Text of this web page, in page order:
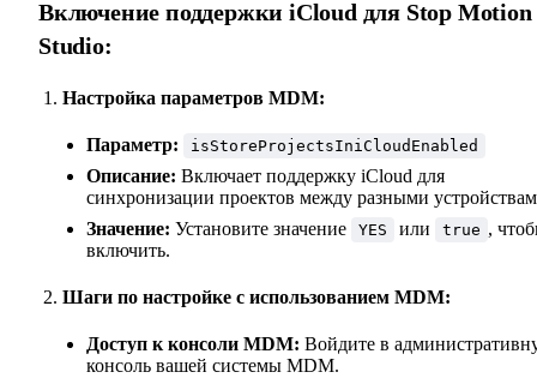
Включение поддержки iCloud для Stop Motion
Studio:
Настройка параметров MDM:
Параметр: isStoreProjectsIniCloudEnabled
Описание: Включает поддержку iCloud для
синхронизации проектов между разными
Значение: Установите значение YES или true ,
включить.
Шаги по настройке с использованием MDM:
Доступ к консоли MDM: Войдите в
консоль вашей системы MDM.